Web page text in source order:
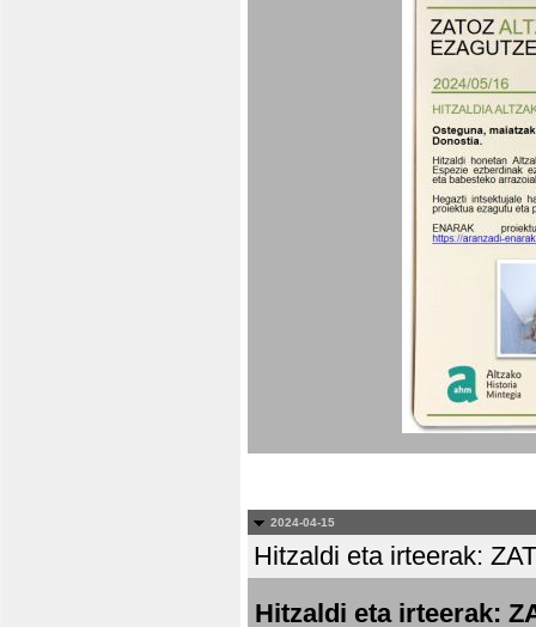
2024-04-15
Hitzaldi eta irteerak:
Hitzaldi eta irteerak: